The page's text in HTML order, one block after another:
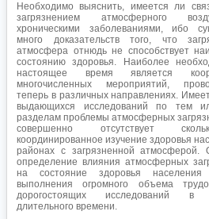
Необходимо выяснить, имеется ли
загрязнением атмосферного
хроническими заболеваниями, ибо
много доказательств того, что
атмосфера отнюдь не способствует
состоянию здоровья. Наиболее
настоящее время является
многочисленных мероприятий,
теперь в различных направлениях.
выдающихся исследований по тем
разделам проблемы атмосферных
совершенно отсутствует
координированное изучение здоровья
районах с загрязненной атмосферой.
определение влияния атмосферных
на состояние здоровья населения
выполнения огромного объема
дорогостоящих исследований в
длительного времени.